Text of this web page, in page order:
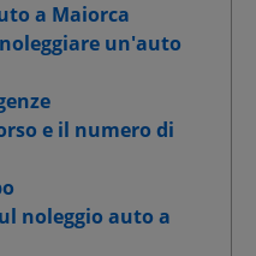
a Maiorca
un'auto
e il numero di
noleggio auto a
scelte
tutti